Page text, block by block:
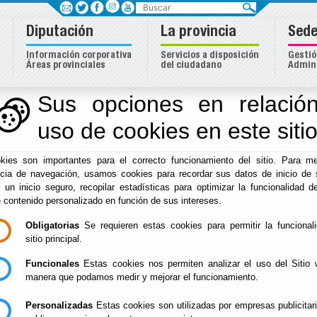
Sus opciones en
uso de cookies en este sitio
son importantes para el correcto funcionamiento del sitio. Para
de navegación, usamos cookies para recordar sus datos de inicio de
un inicio seguro, recopilar estadísticas para optimizar la funcionalidad
contenido personalizado en función de sus intereses.
Obligatorias Se requieren estas cookies para permitir la
sitio principal.
Funcionales Estas cookies nos permiten analizar el uso del Sitio
manera que podamos medir y mejorar el funcionamiento.
Personalizadas Estas cookies son utilizadas por empresas
Inicio -Diputación - Conferencias
CONFERENCIA ARTE
SACRO LA ESCUELA
MURCIANA
OVERA 17
Del : 17/09/
Lugar:
Buscar
Diputación
Información corporativa
Áreas provinciales
La provincia
Servicios a disposición
del ciudadano